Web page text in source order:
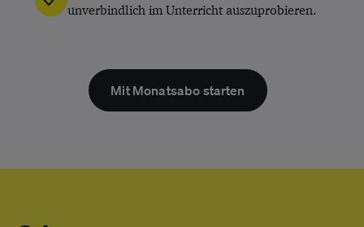
unverbindlich im Unterricht auszuprobieren.
Mit Monatsabo starten